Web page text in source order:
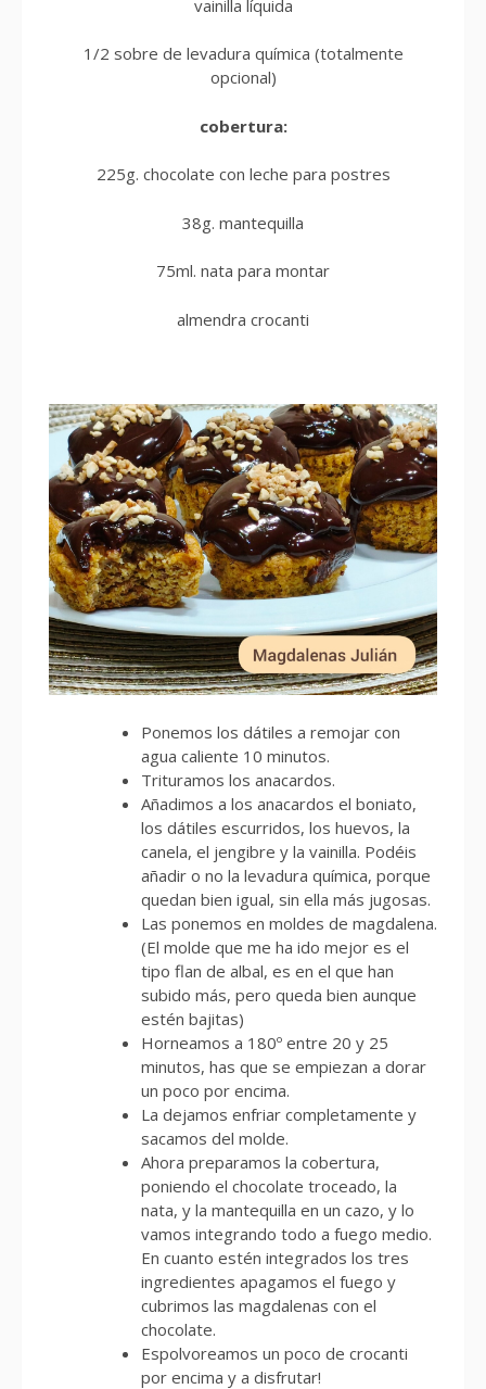
vainilla líquida
1/2 sobre de levadura química (totalmente
opcional)
cobertura:
225g. chocolate con leche para postres
38g. mantequilla
75ml. nata para montar
almendra crocanti
Ponemos los dátiles a remojar con
agua caliente 10 minutos.
Trituramos los anacardos.
Añadimos a los anacardos el boniato,
los dátiles escurridos, los huevos, la
canela, el jengibre y la vainilla. Podéis
añadir o no la levadura química, porque
quedan bien igual, sin ella más jugosas.
Las ponemos en moldes de magdalena.
(El molde que me ha ido mejor es el
tipo flan de albal, es en el que han
subido más, pero queda bien aunque
estén bajitas)
Horneamos a 180º entre 20 y 25
minutos, has que se empiezan a dorar
un poco por encima.
La dejamos enfriar completamente y
sacamos del molde.
Ahora preparamos la cobertura,
poniendo el chocolate troceado, la
nata, y la mantequilla en un cazo, y lo
vamos integrando todo a fuego medio.
En cuanto estén integrados los tres
ingredientes apagamos el fuego y
cubrimos las magdalenas con el
chocolate.
Espolvoreamos un poco de crocanti
por encima y a disfrutar!